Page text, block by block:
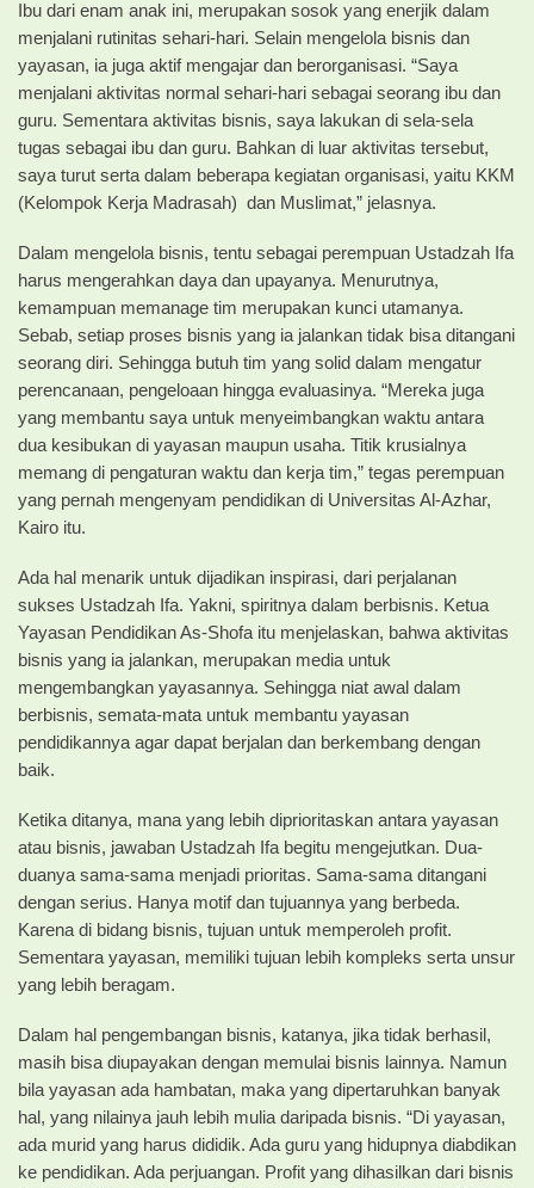
Ibu dari enam anak ini, merupakan sosok yang enerjik dalam
menjalani rutinitas sehari-hari. Selain mengelola bisnis dan
yayasan, ia juga aktif mengajar dan berorganisasi. “Saya
menjalani aktivitas normal sehari-hari sebagai seorang ibu dan
guru. Sementara aktivitas bisnis, saya lakukan di sela-sela
tugas sebagai ibu dan guru. Bahkan di luar aktivitas tersebut,
saya turut serta dalam beberapa kegiatan organisasi, yaitu KKM
(Kelompok Kerja Madrasah) dan Muslimat,” jelasnya.
Dalam mengelola bisnis, tentu sebagai perempuan Ustadzah Ifa
harus mengerahkan daya dan upayanya. Menurutnya,
kemampuan memanage tim merupakan kunci utamanya.
Sebab, setiap proses bisnis yang ia jalankan tidak bisa ditangani
seorang diri. Sehingga butuh tim yang solid dalam mengatur
perencanaan, pengeloaan hingga evaluasinya. “Mereka juga
yang membantu saya untuk menyeimbangkan waktu antara
dua kesibukan di yayasan maupun usaha. Titik krusialnya
memang di pengaturan waktu dan kerja tim,” tegas perempuan
yang pernah mengenyam pendidikan di Universitas Al-Azhar,
Kairo itu.
Ada hal menarik untuk dijadikan inspirasi, dari perjalanan
sukses Ustadzah Ifa. Yakni, spiritnya dalam berbisnis. Ketua
Yayasan Pendidikan As-Shofa itu menjelaskan, bahwa aktivitas
bisnis yang ia jalankan, merupakan media untuk
mengembangkan yayasannya. Sehingga niat awal dalam
berbisnis, semata-mata untuk membantu yayasan
pendidikannya agar dapat berjalan dan berkembang dengan
baik.
Ketika ditanya, mana yang lebih diprioritaskan antara yayasan
atau bisnis, jawaban Ustadzah Ifa begitu mengejutkan. Dua-
duanya sama-sama menjadi prioritas. Sama-sama ditangani
dengan serius. Hanya motif dan tujuannya yang berbeda.
Karena di bidang bisnis, tujuan untuk memperoleh profit.
Sementara yayasan, memiliki tujuan lebih kompleks serta unsur
yang lebih beragam.
Dalam hal pengembangan bisnis, katanya, jika tidak berhasil,
masih bisa diupayakan dengan memulai bisnis lainnya. Namun
bila yayasan ada hambatan, maka yang dipertaruhkan banyak
hal, yang nilainya jauh lebih mulia daripada bisnis. “Di yayasan,
ada murid yang harus dididik. Ada guru yang hidupnya diabdikan
ke pendidikan. Ada perjuangan. Profit yang dihasilkan dari bisnis